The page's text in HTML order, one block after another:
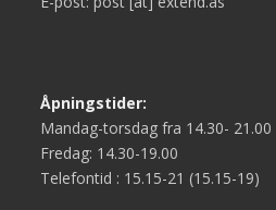
Åpningstider:
Mandag-torsdag fra 14.30- 21.00
Fredag: 14.30-19.00
Telefontid : 15.15-21 (15.15-19)